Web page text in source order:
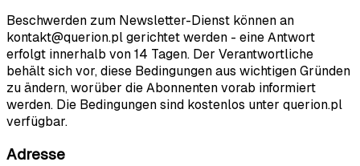
Beschwerden zum Newsletter-Dienst können an
kontakt@querion.pl gerichtet werden - eine Antwort
erfolgt innerhalb von 14 Tagen. Der Verantwortliche
behält sich vor, diese Bedingungen aus wichtigen Gründen
zu ändern, worüber die Abonnenten vorab informiert
werden. Die Bedingungen sind kostenlos unter querion.pl
verfügbar.
Adresse